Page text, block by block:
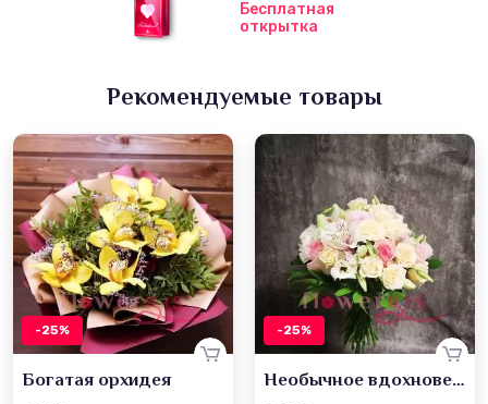
Бесплатная
открытка
Рекомендуемые товары
-25%
Богатая орхидея
-25%
Необычное вдохновение